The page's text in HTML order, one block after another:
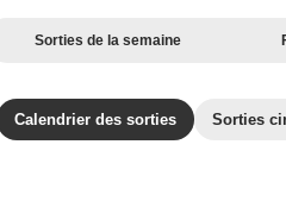
Sorties de la semaine
Calendrier des sorties Sorties